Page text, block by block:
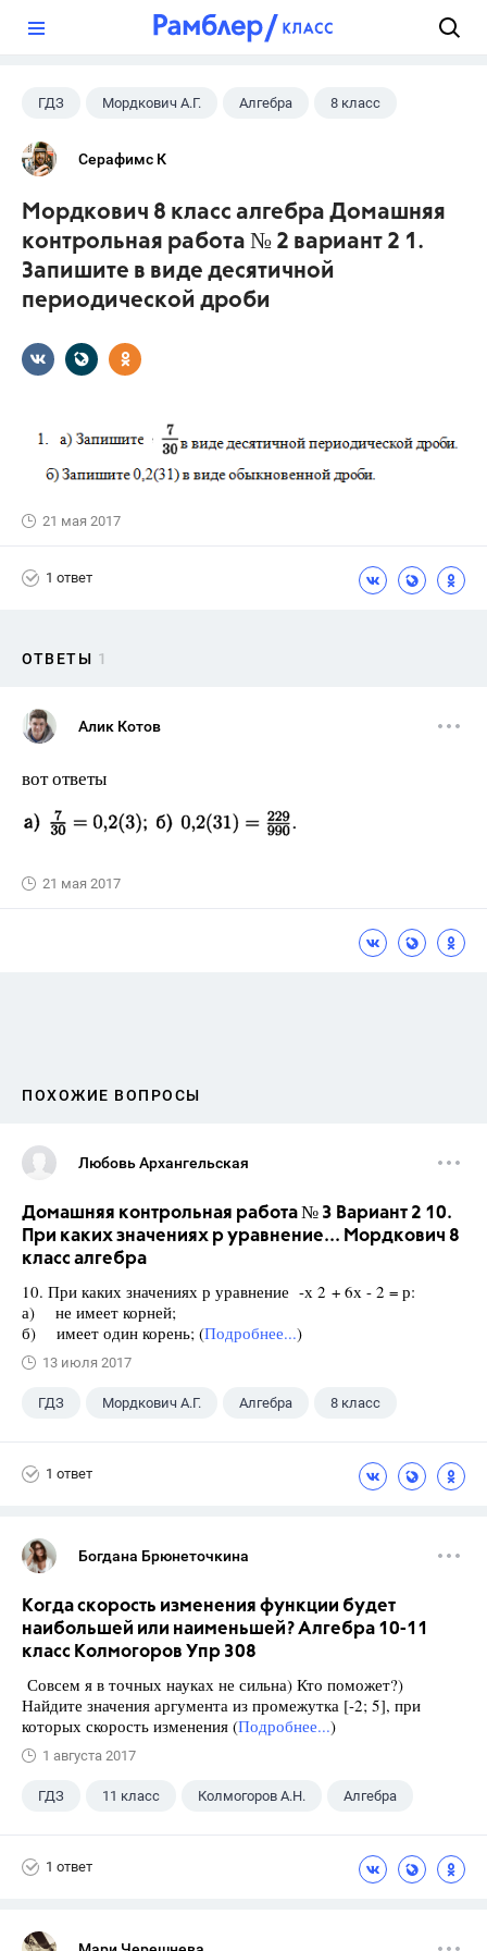
ГДЗ Мордкович А.Г. Алгебра 8 класс
Серафимс К
Мордкович 8 класс алгебра Домашняя
контрольная работа № 2 вариант 2 1.
Запишите в виде десятичной
периодической дроби
21 мая 2017
1 ответ
ОТВЕТЫ 1
Алик Котов
вот ответы
21 мая 2017
ПОХОЖИЕ ВОПРОСЫ
Любовь Архангельская
Домашняя контрольная работа № 3 Вариант 2 10.
При каких значениях р уравнение... Мордкович 8
класс алгебра
10. При каких значениях р уравнение -х 2 + 6х - 2 = р:
а) не имеет корней;
б) имеет один корень; (Подробнее...)
13 июля 2017
ГДЗ Мордкович А.Г. Алгебра 8 класс
1 ответ
Богдана Брюнеточкина
Когда скорость изменения функции будет
наибольшей или наименьшей? Алгебра 10-11
класс Колмогоров Упр 308
Совсем я в точных науках не сильна) Кто поможет?)
Найдите значения аргумента из промежутка [-2; 5], при
которых скорость изменения (Подробнее...)
1 августа 2017
ГДЗ 11 класс Колмогоров А.Н. Алгебра
1 ответ